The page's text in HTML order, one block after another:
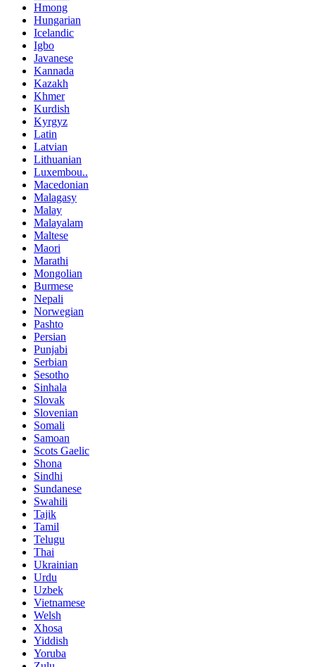
Hmong
Hungarian
Icelandic
Igbo
Javanese
Kannada
Kazakh
Khmer
Kurdish
Kyrgyz
Latin
Latvian
Lithuanian
Luxembou..
Macedonian
Malagasy
Malay
Malayalam
Maltese
Maori
Marathi
Mongolian
Burmese
Nepali
Norwegian
Pashto
Persian
Punjabi
Serbian
Sesotho
Sinhala
Slovak
Slovenian
Somali
Samoan
Scots Gaelic
Shona
Sindhi
Sundanese
Swahili
Tajik
Tamil
Telugu
Thai
Ukrainian
Urdu
Uzbek
Vietnamese
Welsh
Xhosa
Yiddish
Yoruba